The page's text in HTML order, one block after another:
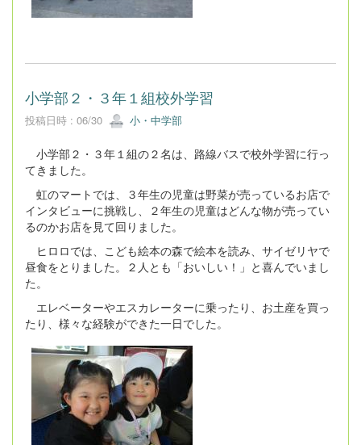
小学部２・３年１組校外学習
投稿日時 : 06/30 小・中学部
小学部２・３年１組の２名は、路線バスで校外学習に行っ
てきました。
虹のマートでは、３年生の児童は野菜が売っているお店で
インタビューに挑戦し、２年生の児童はどんな物が売ってい
るのかお店を見て回りました。
ヒロロでは、こども絵本の森で絵本を読み、サイゼリヤで
昼食をとりました。２人とも「おいしい！」と喜んでいまし
た。
エレベーターやエスカレーターに乗ったり、お土産を買っ
たり、様々な経験ができた一日でした。